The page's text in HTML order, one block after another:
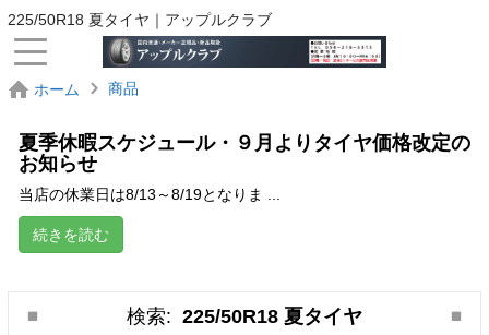
225/50R18 夏タイヤ｜アップルクラブ
ホーム 商品
夏季休暇スケジュール・９月よりタイヤ価格改定の
お知らせ
当店の休業日は8/13～8/19となりま ...
続きを読む
検索: 225/50R18 夏タイヤ